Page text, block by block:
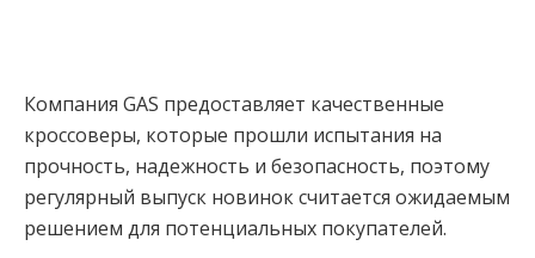
Компания GAS предоставляет качественные
кроссоверы, которые прошли испытания на
прочность, надежность и безопасность, поэтому
регулярный выпуск новинок считается ожидаемым
решением для потенциальных покупателей.